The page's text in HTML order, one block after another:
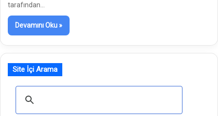
tarafından…
Devamını Oku »
Site İçi Arama